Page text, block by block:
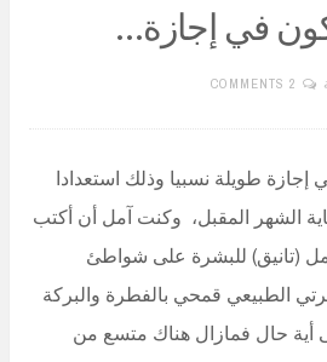
في إجازة…
2 COMMENTS
طويلة نسبيا وذلك استعدادا
الشهر المقبل، وكنت آمل أن أكتب
(تانيق) للبشرة على شواطئ
الطبيعي قمحي بالفطرة والبركة
أية حال فمازال هناك متسع من